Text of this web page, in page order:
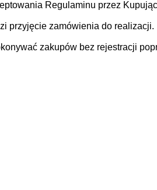
Regulaminu przez
przyjęcie zamówienia do realizacji.
zakupów bez rejestracji